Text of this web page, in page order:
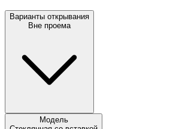
Варианты открывания
Вне проема
Модель